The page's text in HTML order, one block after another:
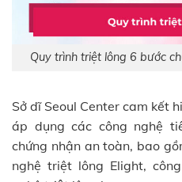
Quy trình triệt lông 6 bước
Sở dĩ Seoul Center cam kết
áp dụng các công nghệ
chứng nhận an toàn, bao
nghệ triệt lông Elight,